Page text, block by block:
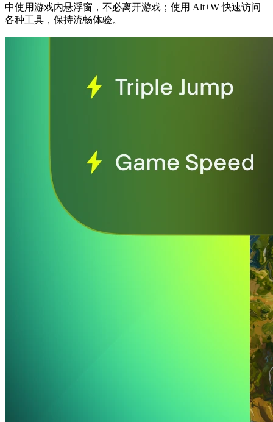
中使用游戏内悬浮窗，不必离开游戏；使用 Alt+W 快速访问
各种工具，保持流畅体验。